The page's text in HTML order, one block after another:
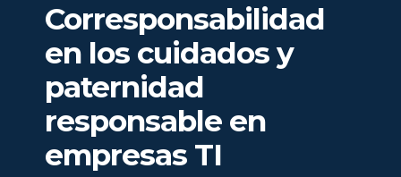
Corresponsabilidad
en los cuidados y
paternidad
responsable en
empresas TI